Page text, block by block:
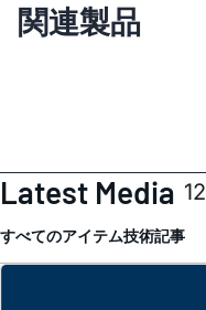
関連製品
Latest Media 12
すべてのアイテム技術記事